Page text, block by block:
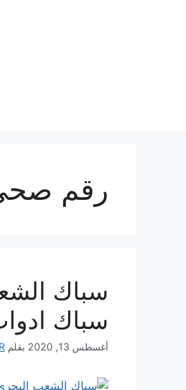
رقم
سباك
أغسطس 13, 2020 بقلم